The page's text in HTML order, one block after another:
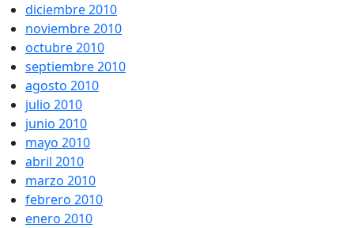
diciembre 2010
noviembre 2010
octubre 2010
septiembre 2010
agosto 2010
julio 2010
junio 2010
mayo 2010
abril 2010
marzo 2010
febrero 2010
enero 2010